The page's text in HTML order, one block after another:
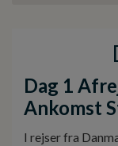
Dag 1
Ankomst
I rejser fra